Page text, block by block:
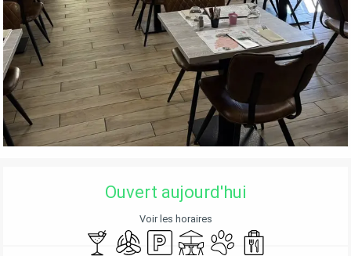
OUVERTURE ET COORDONNÉES
Ouvert aujourd'hui
Voir les horaires
Bar / Buvette
Air conditionné
ParkingTerrasseAnimaux acceptés
Vente à emporter